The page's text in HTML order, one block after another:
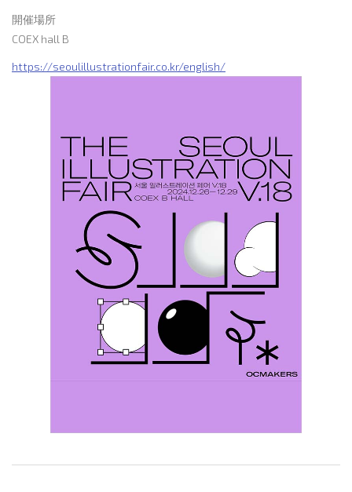
開催場所
COEX hall B
https://seoulillustrationfair.co.kr/english/